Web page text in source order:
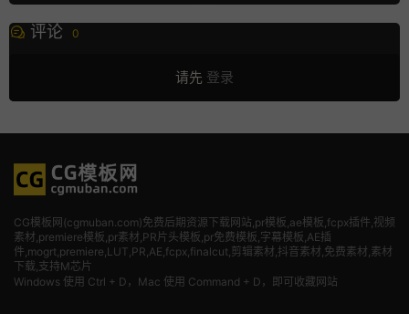
评论 0
请先 登录
CG模板网(cgmuban.com)免费后期资源下载网站,pr模板,ae模板,fcpx插件,视频
素材 ,premiere模板,pr素材,PR片头模板,pr免费模板,字幕模板,AE插
件,mogrt,premiere,LUT,PR,AE,fcpx,finalcut,剪辑素材,抖音素材,免费素材,素材
下载,支持M芯片
Windows 使用 Ctrl + D，Mac 使用 Command + D，即可收藏网站